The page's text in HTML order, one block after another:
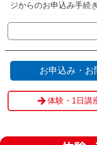
ジからのお申込み手続
お申込みいただき、申
でのお支払いをお願い
済を利用せず送信』を
※申込締切を過ぎてか
ャンセルの場合、ご返
お申込み・お
体験・1日講